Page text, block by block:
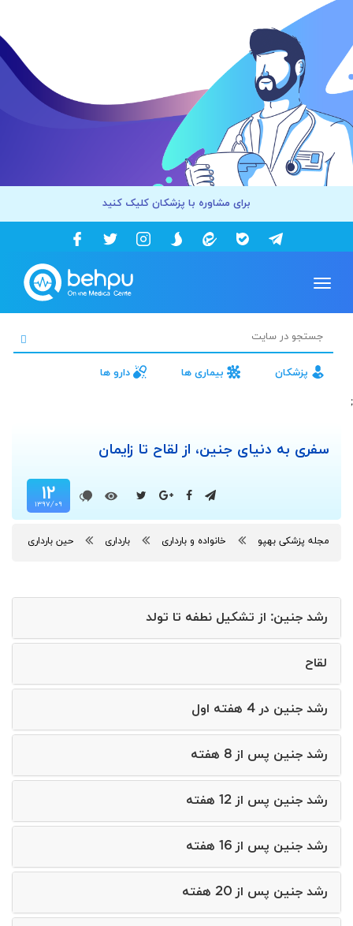
برای مشاوره با پزشکان کلیک کنید
Toggle
پزشکان بیماری ها دارو ها
;
سفری به دنیای جنین، از لقاح تا زایمان
۱۲
۱۳۹۷/۰۹
مجله پزشکی بهپو خانواده و بارداری بارداری حین بارداری
رشد جنین: از تشکیل نطفه تا تولد
لقاح
رشد جنین در 4 هفته اول
رشد جنین پس از 8 هفته
رشد جنین پس از 12 هفته
رشد جنین پس از 16 هفته
رشد جنین پس از 20 هفته